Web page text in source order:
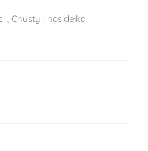
Chusty i nosidełka